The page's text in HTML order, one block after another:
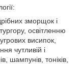
зморщок і
освітленню
висипок,
чутливій і
шампунів, тоніків,